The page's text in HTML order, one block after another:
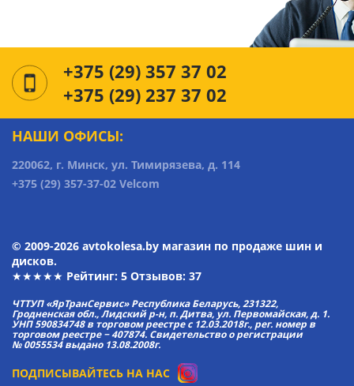
+375 (29) 357 37 02
+375 (29) 237 37 02
НАШИ ОФИСЫ:
220062, г. Минск, ул. Тимирязева, д. 114
+375 (29) 357-37-02 Velcom
© 2009-2026 avtokolesa.by магазин по продаже шин и
дисков.
★★★★★ Рейтинг: 5 Отзывов: 37
ЧТТУП «ЯрТранСервис» Республика Беларусь, 231322,
Гродненская обл., Лидский р-н, п. Дитва, ул. Первомайская, д. 1.
УНП 590834748 в торговом реестре с 12.03.2018г., рег. номер в
торговом реестре − 407874. Свидетельство о регистрации
№ 0055534 выдано 13.08.2008г.
ПОДПИСЫВАЙТЕСЬ НА НАС